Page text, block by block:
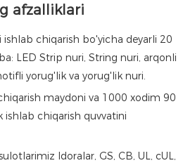
afzalliklari
chiqarish bo'yicha deyarli 20
LED Strip nuri, String nuri, arqonli
yorug'lik va yorug'lik nuri.
maydoni va 1000 xodim 90
chiqarish quvvatini
Idoralar, GS, CB, UL, cUL,